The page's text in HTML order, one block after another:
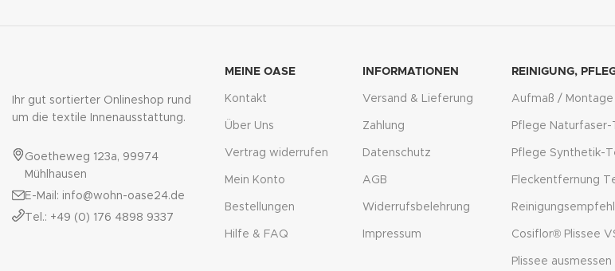
Ihr gut sortierter Onlineshop rund
um die textile Innenausstattung.
Goetheweg 123a, 99974
Mühlhausen
E-Mail: info@wohn-oase24.de
Tel.: +49 (0) 176 4898 9337
MEINE OASE
Kontakt
Über Uns
Vertrag widerrufen
Mein Konto
Bestellungen
Hilfe & FAQ
INFORMATIONEN
Versand & Lieferung
Zahlung
Datenschutz
AGB
Widerrufsbelehrung
Impressum
REINIGUNG,
Aufmaß / Montage
Pflege
Pflege Synthetik-
Fleckentfernung
Cosiflor® Plissee
Plissee